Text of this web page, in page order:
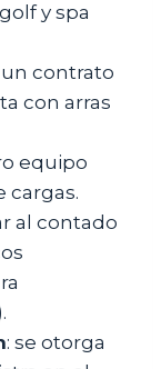
y spa
un contrato
con arras
equipo
cargas.
al contado
: se otorga